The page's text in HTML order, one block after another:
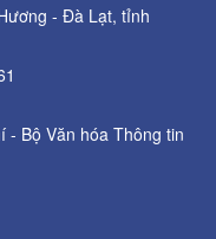
- Đà Lạt, tỉnh
- Bộ Văn hóa Thông tin